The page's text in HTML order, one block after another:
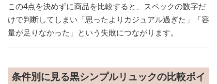
この4点を決めずに商品を比較すると、スペックの数字だ
けで判断してしまい「思ったよりカジュアル過ぎた」「容
量が足りなかった」という失敗につながります。
条件別に見る黒シンプルリュックの比較ポイ